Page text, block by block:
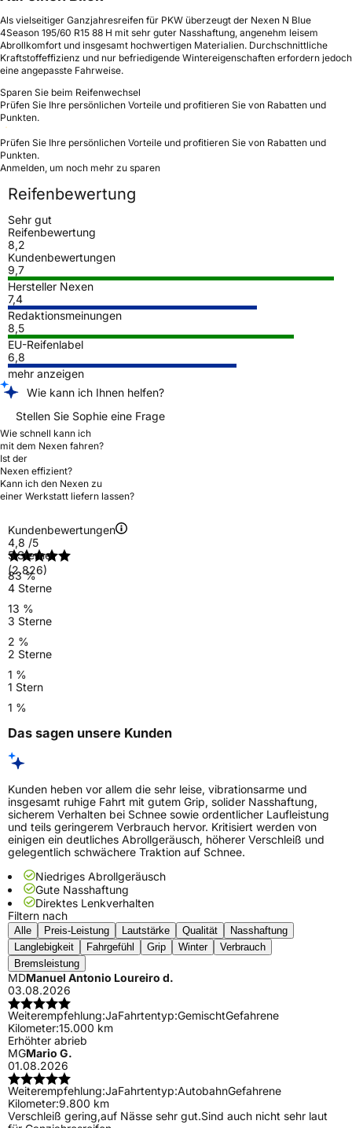
Als vielseitiger Ganzjahresreifen für PKW überzeugt der Nexen N Blue
4Season 195/60 R15 88 H mit sehr guter Nasshaftung, angenehm leisem
Abrollkomfort und insgesamt hochwertigen Materialien. Durchschnittliche
Kraftstoffeffizienz und nur befriedigende Wintereigenschaften erfordern jedoch
eine angepasste Fahrweise.
Sparen Sie beim Reifenwechsel
Prüfen Sie Ihre persönlichen Vorteile und profitieren Sie von Rabatten und
Punkten.
Prüfen Sie Ihre persönlichen Vorteile und profitieren Sie von Rabatten und
Punkten.
Anmelden, um noch mehr zu sparen
Reifenbewertung
Sehr gut
Reifenbewertung
8,2
Kundenbewertungen
9,7
Hersteller Nexen
7,4
Redaktionsmeinungen
8,5
EU-Reifenlabel
6,8
mehr anzeigen
Wie kann ich Ihnen helfen?
Stellen Sie Sophie eine Frage
Wie schnell kann ich
mit dem Nexen fahren?
Ist der
Nexen effizient?
Kann ich den Nexen zu
einer Werkstatt liefern lassen?
Kundenbewertungen
4,8 /5
(2.826)
5 Sterne
83 %
4 Sterne
13 %
3 Sterne
2 %
2 Sterne
1 %
1 Stern
1 %
Das sagen unsere Kunden
Kunden heben vor allem die sehr leise, vibrationsarme und
insgesamt ruhige Fahrt mit gutem Grip, solider Nasshaftung,
sicherem Verhalten bei Schnee sowie ordentlicher Laufleistung
und teils geringerem Verbrauch hervor. Kritisiert werden von
einigen ein deutliches Abrollgeräusch, höherer Verschleiß und
gelegentlich schwächere Traktion auf Schnee.
Niedriges Abrollgeräusch
Gute Nasshaftung
Direktes Lenkverhalten
Filtern nach
Alle Preis-Leistung Lautstärke Qualität
Nasshaftung
Langlebigkeit
Fahrgefühl Grip Winter
Verbrauch
Bremsleistung
MDManuel Antonio Loureiro d.
03.08.2026
Weiterempfehlung:JaFahrtentyp:GemischtGefahrene
Kilometer:15.000 km
Erhöhter abrieb
MGMario G.
01.08.2026
Weiterempfehlung:JaFahrtentyp:AutobahnGefahrene
Kilometer:9.800 km
Verschleiß gering,auf Nässe sehr gut.Sind auch nicht sehr laut